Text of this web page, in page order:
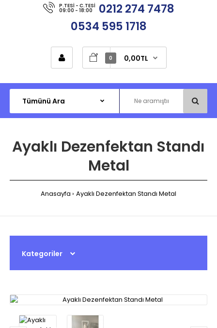
P.TESI - C.TESI
09:00 - 18:00
0212 274 7478
0534 595 1718
0 0,00TL
Ayaklı Dezenfektan Standı
Metal
Anasayfa Ayaklı Dezenfektan Standı Metal
Kategoriler